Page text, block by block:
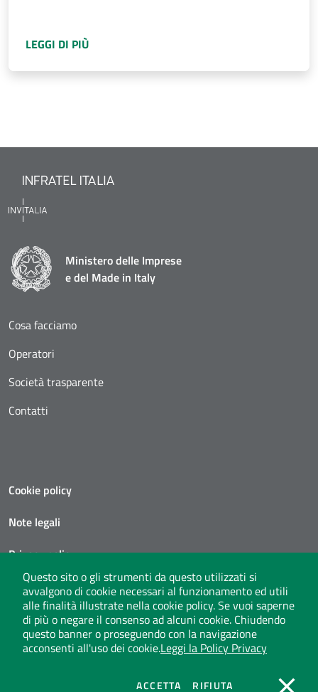
LEGGI DI PIÙ
Questo sito o gli strumenti da questo utilizzati si
avvalgono di cookie necessari al funzionamento ed utili
alle finalità illustrate nella cookie policy. Se vuoi saperne
di più o negare il consenso ad alcuni cookie. Chiudendo
questo banner o proseguendo con la navigazione
acconsenti all'uso dei cookie.Leggi la Policy Privacy
ACCETTA COOKIES
RIFIUTACOOKIES
Ministero delle Imprese
e del Made in Italy
Cosa facciamo
Operatori
Società trasparente
Contatti
Cookie policy
Note legali
Privacy policy
Social media policy
Privacy policy call center